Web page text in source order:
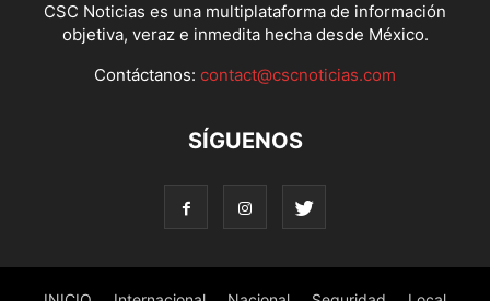
CSC Noticias es una multiplataforma de información
objetiva, veraz e inmedita hecha desde México.
Contáctanos: contact@cscnoticias.com
SÍGUENOS